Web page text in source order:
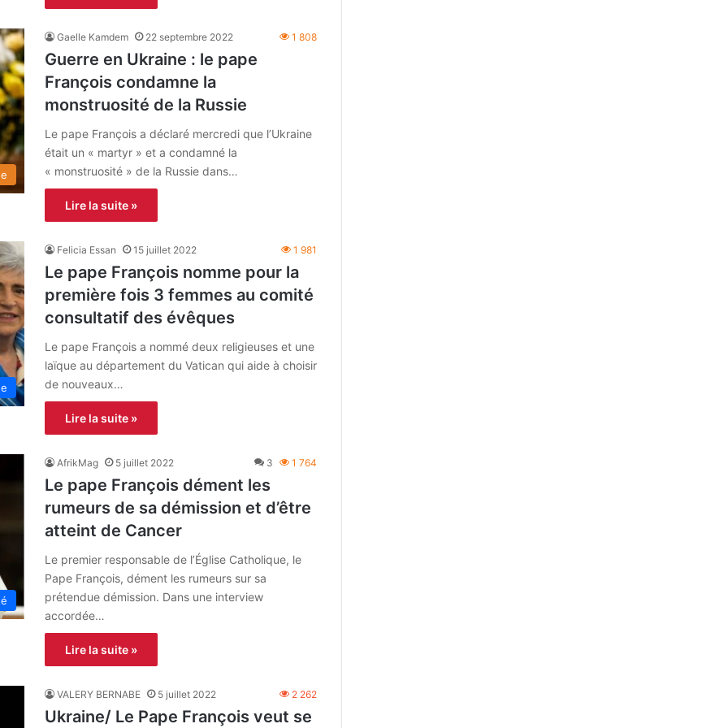
Gaelle Kamdem 22 septembre 2022 1 808
Guerre en Ukraine : le pape
François condamne la
monstruosité de la Russie
Le pape François a déclaré mercredi que l’Ukraine
était un « martyr » et a condamné la
« monstruosité » de la Russie dans…
Lire la suite »
Felicia Essan 15 juillet 2022 1 981
Le pape François nomme pour la
première fois 3 femmes au comité
consultatif des évêques
Le pape François a nommé deux religieuses et une
laïque au département du Vatican qui aide à choisir
de nouveaux…
Lire la suite »
AfrikMag 5 juillet 2022 3 1 764
Le pape François dément les
rumeurs de sa démission et d’être
atteint de Cancer
Le premier responsable de l’Église Catholique, le
Pape François, dément les rumeurs sur sa
prétendue démission. Dans une interview
accordée…
Lire la suite »
VALERY BERNABE 5 juillet 2022 2 262
Ukraine/ Le Pape François veut se